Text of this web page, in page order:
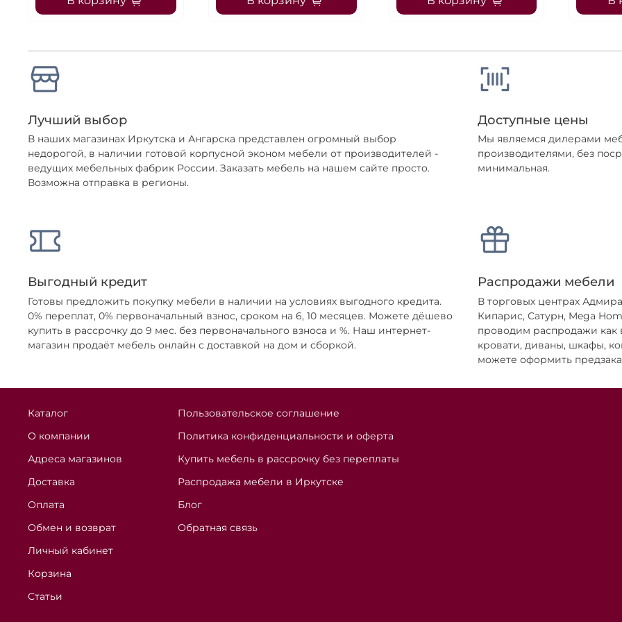
Лучший выбор
В наших магазинах Иркутска и Ангарска представлен огромный выбор
недорогой, в наличии готовой корпусной эконом мебели от производителей -
ведущих мебельных фабрик России. Заказать мебель на нашем сайте просто.
Возможна отправка в регионы.
Доступные цены
Мы являемся дилерами
производителями, без
минимальная.
Выгодный кредит
Готовы предложить покупку мебели в наличии на условиях выгодного кредита.
0% переплат, 0% первоначальный взнос, сроком на 6, 10 месяцев. Можете дёшево
купить в рассрочку до 9 мес. без первоначального взноса и %. Наш интернет-
магазин продаёт мебель онлайн с доставкой на дом и сборкой.
Распродажи мебели
В торговых центрах
Кипарис, Сатурн, Mega
проводим распродажи как
кровати, диваны, шкафы,
можете оформить
Каталог
О компании
Адреса магазинов
Доставка
Оплата
Обмен и возврат
Личный кабинет
Корзина
Статьи
Пользовательское соглашение
Политика конфиденциальности и оферта
Купить мебель в рассрочку без переплаты
Распродажа мебели в Иркутске
Блог
Обратная связь